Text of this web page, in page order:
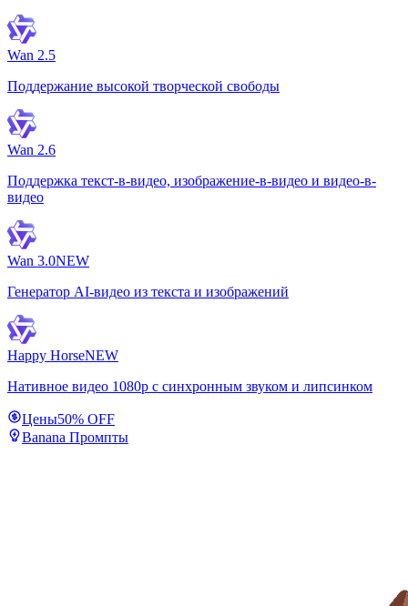
Wan 2.5
Поддержание высокой творческой свободы
Wan 2.6
Поддержка текст-в-видео, изображение-в-видео и видео-в-
видео
Wan 3.0NEW
Генератор AI-видео из текста и изображений
Happy HorseNEW
Нативное видео 1080p с синхронным звуком и липсинком
Цены50% OFF
Banana Промпты